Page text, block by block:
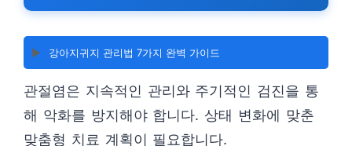
▶️ 강아지귀지 관리법 7가지 완벽 가이드
관절염은 지속적인 관리와 주기적인 검진을 통
해 악화를 방지해야 합니다. 상태 변화에 맞춘
맞춤형 치료 계획이 필요합니다.